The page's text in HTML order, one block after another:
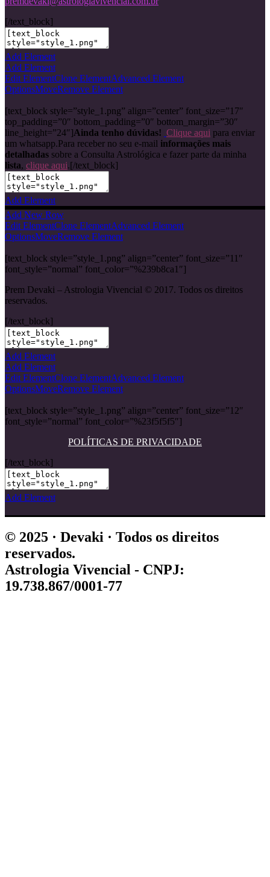
[/text_block]
Add Element
Add Element
Edit ElementClone ElementAdvanced Element
OptionsMoveRemove Element
[text_block style=”style_1.png” align=”center” font_size=”17″
top_padding=”0″ bottom_padding=”0″ bottom_margin=”30″
line_height=”24″]Ainda tenho dúvidas! Clique aqui para enviar
um whatsapp.Para receber no seu e-mail informações mais
detalhadas sobre a Consulta Astrológica e fazer parte da minha
lista, clique aqui.[/text_block]
Add Element
Add New Row
Edit ElementClone ElementAdvanced Element
OptionsMoveRemove Element
[text_block style=”style_1.png” align=”center” font_size=”11″
font_style=”normal” font_color=”%239b8ca1″]
Prem Devaki – Astrologia Vivencial © 2017. Todos os direitos
reservados.
[/text_block]
Add Element
Add Element
Edit ElementClone ElementAdvanced Element
OptionsMoveRemove Element
[text_block style=”style_1.png” align=”center” font_size=”12″
font_style=”normal” font_color=”%23f5f5f5″]
POLÍTICAS DE PRIVACIDADE
[/text_block]
Add Element
© 2025 · Devaki · Todos os direitos
reservados.
Astrologia Vivencial - CNPJ:
19.738.867/0001-77